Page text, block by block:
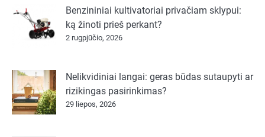
Benzininiai kultivatoriai privačiam sklypui:
ką žinoti prieš perkant?
2 rugpjūčio, 2026
Nelikvidiniai langai: geras būdas sutaupyti ar
rizikingas pasirinkimas?
29 liepos, 2026